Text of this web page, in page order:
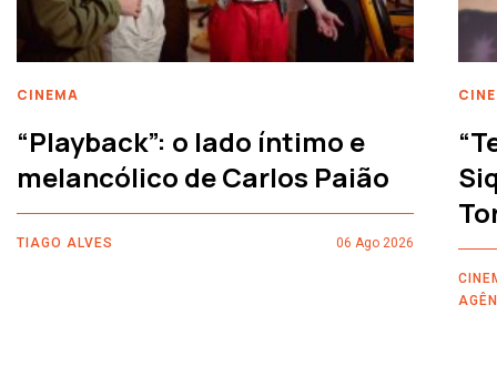
CINEMA
“Playback”: o lado íntimo e
melancólico de Carlos Paião
TIAGO ALVES 06 Ago 2026